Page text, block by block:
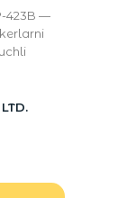
423B —